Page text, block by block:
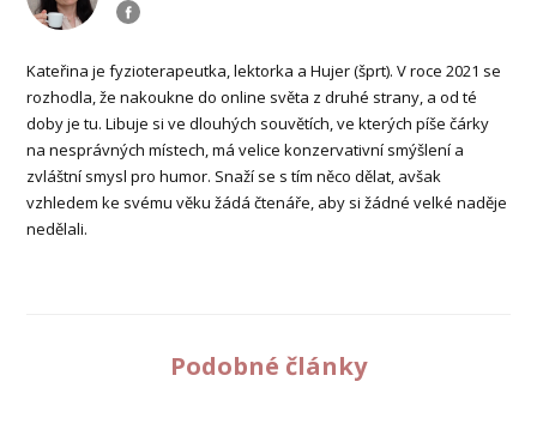
Kateřina je fyzioterapeutka, lektorka a Hujer (šprt). V roce 2021 se
rozhodla, že nakoukne do online světa z druhé strany, a od té
doby je tu. Libuje si ve dlouhých souvětích, ve kterých píše čárky
na nesprávných místech, má velice konzervativní smýšlení a
zvláštní smysl pro humor. Snaží se s tím něco dělat, avšak
vzhledem ke svému věku žádá čtenáře, aby si žádné velké naděje
nedělali.
Podobné články